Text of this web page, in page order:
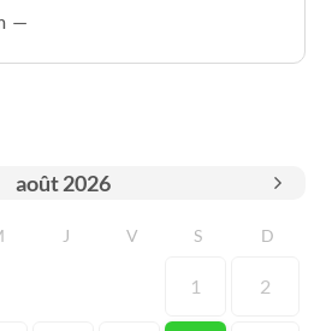
—
août 2026
J V S D
1 2